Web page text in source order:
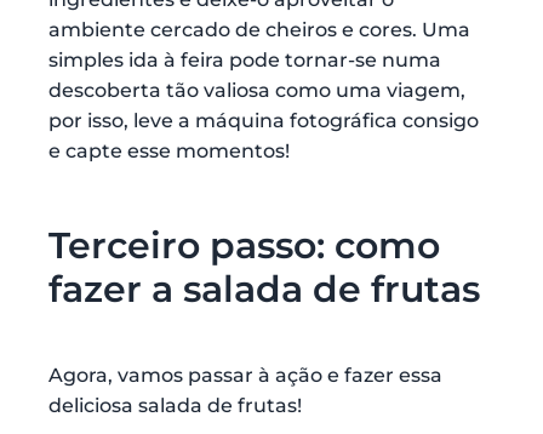
ambiente cercado de cheiros e cores. Uma
simples ida à feira pode tornar-se numa
descoberta tão valiosa como uma viagem,
por isso, leve a máquina fotográfica consigo
e capte esse momentos!
Terceiro passo: como
fazer a salada de frutas
Agora, vamos passar à ação e fazer essa
deliciosa salada de frutas!